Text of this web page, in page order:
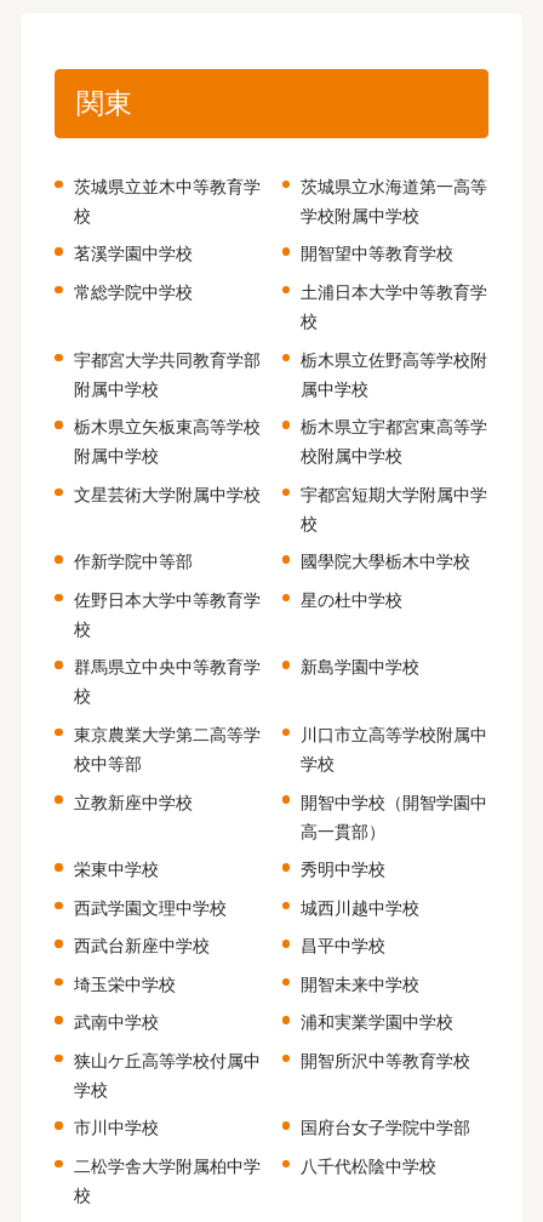
関東
茨城県立並木中等教育学
校
茨城県立水海道第一高等
学校附属中学校
茗溪学園中学校
開智望中等教育学校
常総学院中学校
土浦日本大学中等教育学
校
宇都宮大学共同教育学部
附属中学校
栃木県立佐野高等学校附
属中学校
栃木県立矢板東高等学校
附属中学校
栃木県立宇都宮東高等学
校附属中学校
文星芸術大学附属中学校
宇都宮短期大学附属中学
校
作新学院中等部
國學院大學栃木中学校
佐野日本大学中等教育学
校
星の杜中学校
群馬県立中央中等教育学
校
新島学園中学校
東京農業大学第二高等学
校中等部
川口市立高等学校附属中
学校
立教新座中学校
開智中学校（開智学園中
高一貫部）
栄東中学校
秀明中学校
西武学園文理中学校
城西川越中学校
西武台新座中学校
昌平中学校
埼玉栄中学校
開智未来中学校
武南中学校
浦和実業学園中学校
狭山ケ丘高等学校付属中
学校
開智所沢中等教育学校
市川中学校
国府台女子学院中学部
二松学舎大学附属柏中学
校
八千代松陰中学校